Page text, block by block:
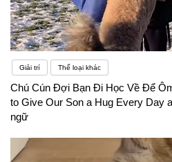
Giải trí Thể loại khác
Chú Cún Đợi Bạn Đi Học Về Để
to Give Our Son a Hug Every Day
ngữ